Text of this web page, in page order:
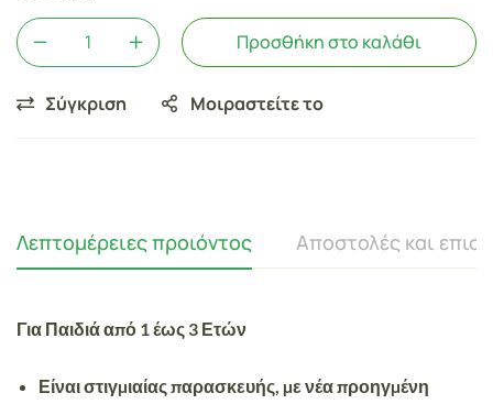
Προσθήκη στο καλάθι
Σύγκριση Μοιραστείτε το
Λεπτομέρειες προιόντος Αποστολές και
Για Παιδιά από 1 έως 3 Ετών
Είναι στιγµιαίας παρασκευής, µε νέα προηγµένη